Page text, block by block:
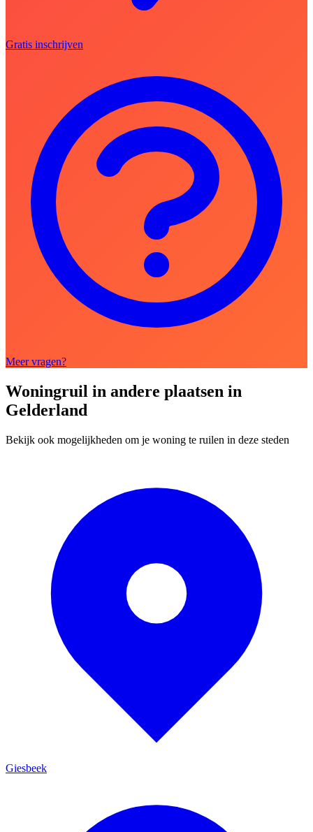
Gratis inschrijven
Meer vragen?
Woningruil in andere plaatsen in
Gelderland
Bekijk ook mogelijkheden om je woning te ruilen in deze steden
Giesbeek